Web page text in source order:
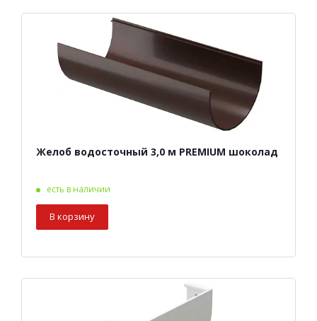
Желоб водосточный 3,0 м PREMIUM шоколад
есть в наличии
В корзину